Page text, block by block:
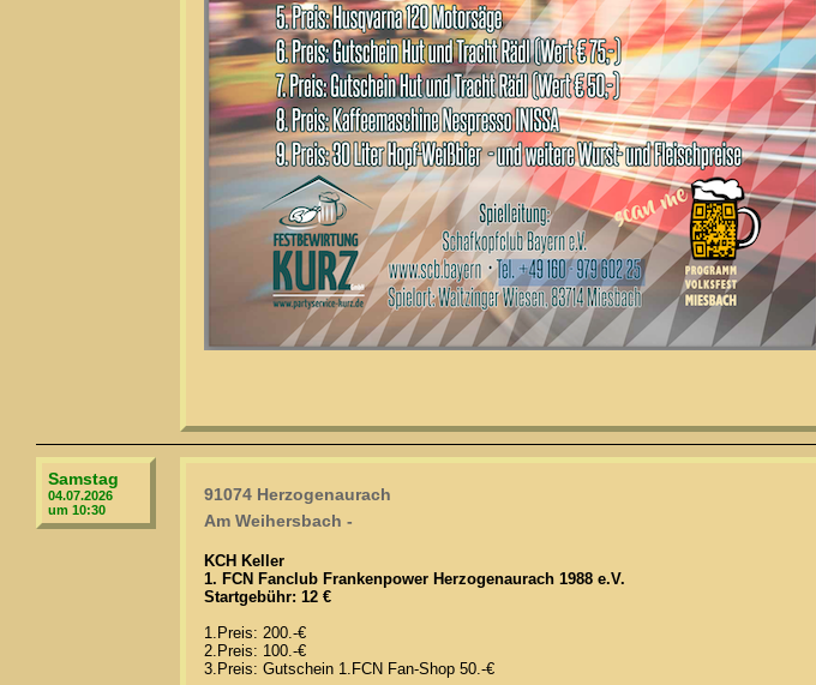
Samstag
04.07.2026
um 10:30
91074 Herzogenaurach
Am Weihersbach -
KCH Keller
1. FCN Fanclub Frankenpower Herzogenaurach 1988 e.V.
Startgebühr: 12 €
1.Preis: 200.-€
2.Preis: 100.-€
3.Preis: Gutschein 1.FCN Fan-Shop 50.-€